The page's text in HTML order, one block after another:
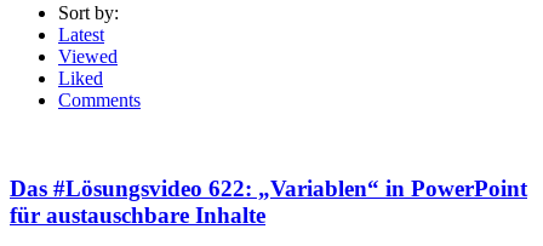
Sort by:
Latest
Viewed
Liked
Comments
Das #Lösungsvideo 622: „Variablen“ in PowerPoint
für austauschbare Inhalte